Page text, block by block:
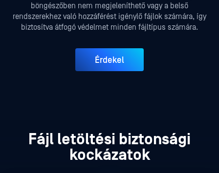
böngészőben nem megjeleníthető vagy a belső
rendszerekhez való hozzáférést igénylő fájlok számára, így
biztosítva átfogó védelmet minden fájltípus számára.
Érdekel
Fájl letöltési biztonsági
kockázatok